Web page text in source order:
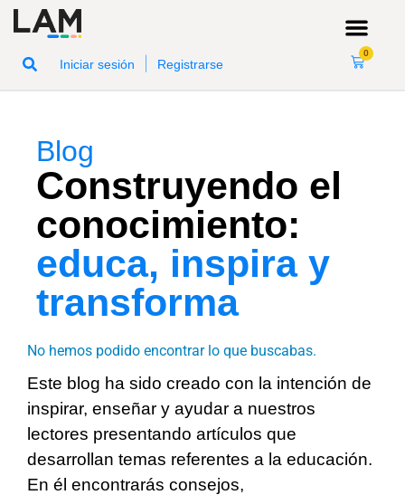
Iniciar sesión Registrarse
0
Blog
Construyendo el
conocimiento:
educa, inspira y
transforma
No hemos podido encontrar lo que buscabas.
Este blog ha sido creado con la intención de
inspirar, enseñar y ayudar a nuestros
lectores presentando artículos que
desarrollan temas referentes a la educación.
En él encontrarás consejos,